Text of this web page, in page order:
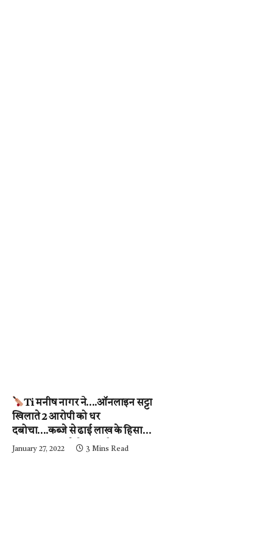
Ti मनीष नागर ने….ऑनलाइन सट्टा
खिलाते 2 आरोपी को धर
दबोचा….कब्जे से ढाई लाख के हिसाब-
किताब जब्त….देखें वीडियो
January 27, 2022 3 Mins Read